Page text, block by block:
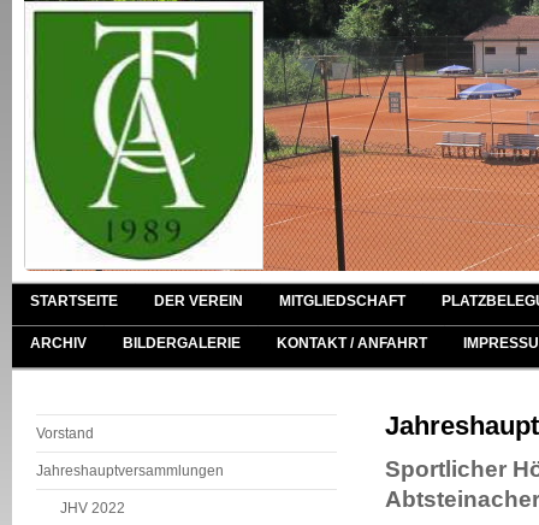
STARTSEITE DER VEREIN MITGLIEDSCHAFT
ARCHIV BILDERGALERIE KONTAKT / ANFAHRT
Vorstand
Jahreshauptversammlungen
JHV 2022
Sportlicher